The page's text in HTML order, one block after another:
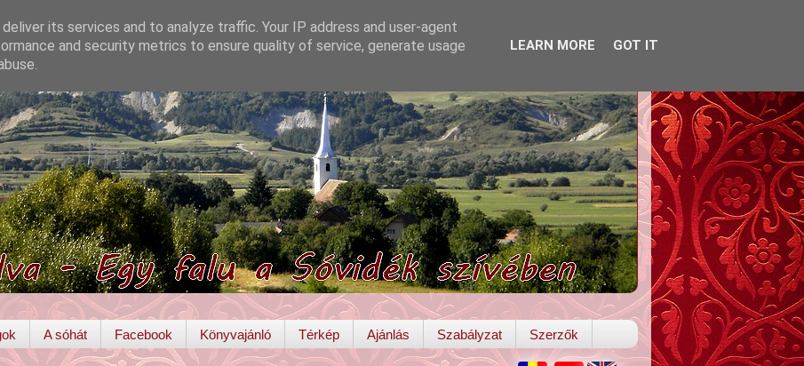
A sóhát Facebook Könyvajánló Térkép Ajánlás Szabályzat Szerzők
its services and to analyze traffic. Your IP address and user-agent
and security metrics to ensure quality of service, generate usage
LEARN MORE GOT IT